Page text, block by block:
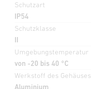
Schutzart
IP54
Schutzklasse
II
Umgebungstemperatur
von -20 bis 40 °C
Werkstoff des Gehäuses
Aluminium